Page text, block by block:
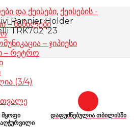
– ნაწილები
– ჯიპიესი
– რეტრო
(3/4)
და ქეისები, ქეისების -
Pannier Holder
TRK702 '23
დაფუძნებულია თბილისში